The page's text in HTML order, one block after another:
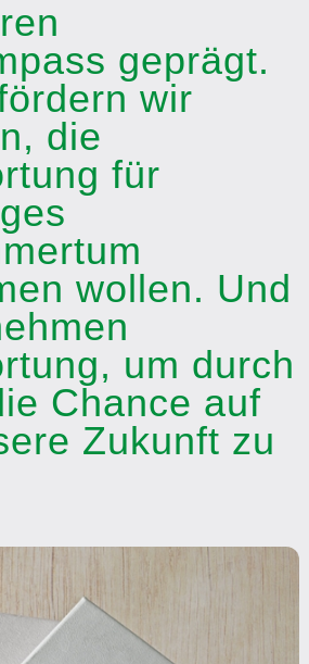
geprägt.
wir
die
für
wollen. Und
um durch
Chance auf
Zukunft zu